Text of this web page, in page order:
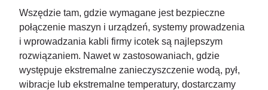
Wszędzie tam, gdzie wymagane jest bezpieczne
połączenie maszyn i urządzeń, systemy prowadzenia
i wprowadzania kabli firmy icotek są najlepszym
rozwiązaniem. Nawet w zastosowaniach, gdzie
występuje ekstremalne zanieczyszczenie wodą, pył,
wibracje lub ekstremalne temperatury, dostarczamy